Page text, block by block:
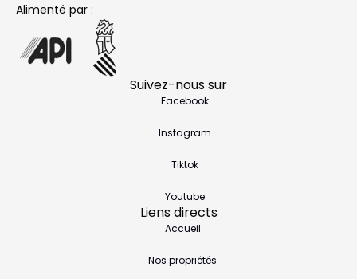
Alimenté par :
Suivez-nous sur
Facebook
Instagram
Tiktok
Youtube
Liens directs
Accueil
Nos propriétés